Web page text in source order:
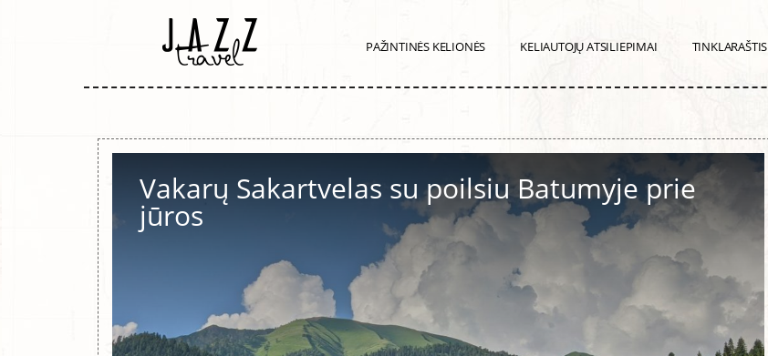
PAŽINTINĖS KELIONĖS KELIAUTOJŲ ATSILIEPIMAI TINKLARAŠTIS
Vakarų Sakartvelas su poilsiu Batumyje prie
jūros